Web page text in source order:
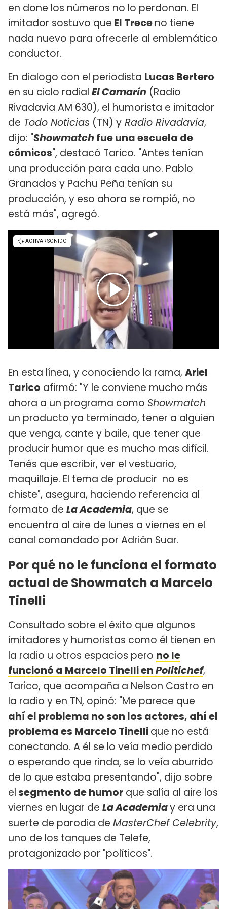
en done los números no lo perdonan. El
imitador sostuvo que El Treceno tiene
nada nuevo para ofrecerle al emblemático
conductor.
En dialogo con el periodista Lucas Bertero
en su ciclo radial El Camarín (Radio
Rivadavia AM 630), el humorista e imitador
de Todo Noticias (TN) y Radio Rivadavia,
dijo: "Showmatch fue una escuela de
cómicos", destacó Tarico. "Antes tenían
una producción para cada uno. Pablo
Granados y Pachu Peña tenían su
producción, y eso ahora se rompió, no
está más", agregó.
En esta línea, y conociendo la rama, Ariel
Tarico afirmó: "Y le conviene mucho más
ahora a un programa como Showmatch
un producto ya terminado, tener a alguien
que venga, cante y baile, que tener que
producir humor que es mucho mas difícil.
Tenés que escribir, ver el vestuario,
maquillaje. El tema de producir no es
chiste", asegura, haciendo referencia al
formato de La Academia, que se
encuentra al aire de lunes a viernes en el
canal comandado por Adrián Suar.
Por qué no le funciona el formato
actual de Showmatch a Marcelo
Tinelli
Consultado sobre el éxito que algunos
imitadores y humoristas como él tienen en
la radio u otros espacios pero no le
funcionó a Marcelo Tinelli enPolitichef,
Tarico, que acompaña a Nelson Castro en
la radio y en TN, opinó: "Me parece que
ahí el problema no son los actores, ahí el
problema es Marcelo Tinellique no está
conectando. A él se lo veía medio perdido
o esperando que rinda, se lo veía aburrido
de lo que estaba presentando", dijo sobre
elsegmento de humor que salía al aire los
viernes en lugar de La Academiay era una
suerte de parodia de MasterChef Celebrity,
uno de los tanques de Telefe,
protagonizado por "políticos".